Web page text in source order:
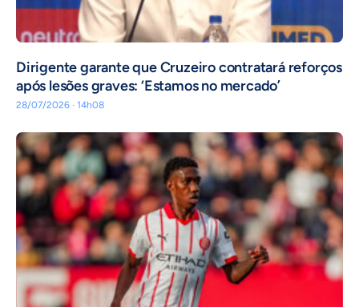
Dirigente garante que Cruzeiro contratará reforços
após lesões graves: ‘Estamos no mercado’
28/07/2026 · 14h08